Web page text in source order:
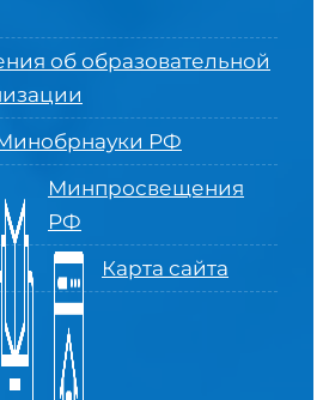
об образовательной
РФ
Минпросвещения
РФ
Карта сайта